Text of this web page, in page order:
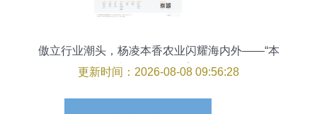
傲立行业潮头，杨凌本香农业闪耀海内外——“本
香”农产品全球销售案例解析
更新时间：2026-08-08 09:56:28